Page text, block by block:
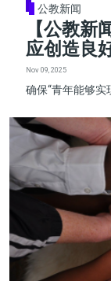
公教新闻
【公教
应创造良
Nov 09, 2025
确保“青年能够实